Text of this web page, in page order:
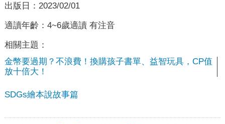
出版日： 2023/02/01
適讀年齡： 4~6歲適讀 有注音
相關主題：
金幣要過期？不浪費！換購孩子書單、益智玩具，CP值
放十倍大！
SDGs繪本說故事篇